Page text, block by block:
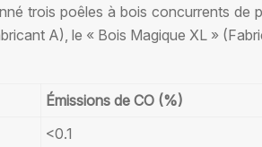
trois poêles à bois concurrents de
A), le « Bois Magique XL »
Émissions de CO (%)
<0.1